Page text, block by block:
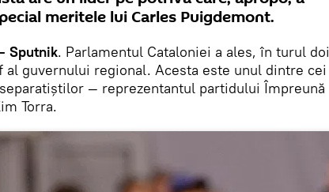
meritele lui Carles Puigdemont.
Sputnik. Parlamentul Cataloniei a ales, în turul doi
al guvernului regional. Acesta este unul dintre cei
— reprezentantul partidului Împreună
Torra.